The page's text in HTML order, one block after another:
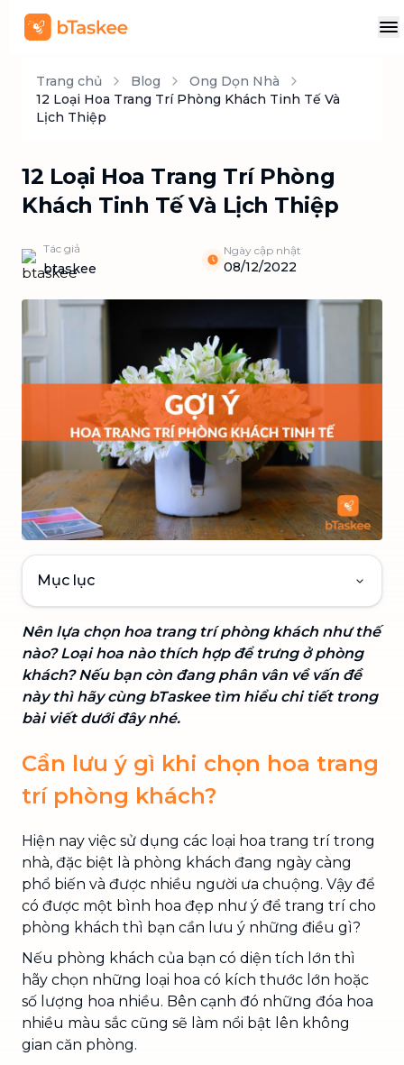
Trang chủ Blog
Ong Dọn Nhà
12 Loại Hoa Trang Trí Phòng Khách Tinh Tế Và
Lịch Thiệp
12 Loại Hoa Trang Trí Phòng
Khách Tinh Tế Và Lịch Thiệp
Tác giả
btaskee
Ngày cập nhật
08/12/2022
Mục lục
Nên lựa chọn hoa trang trí phòng khách như thế
nào? Loại hoa nào thích hợp để trưng ở phòng
khách? Nếu bạn còn đang phân vân về vấn đề
này thì hãy cùng bTaskee tìm hiểu chi tiết trong
bài viết dưới đây nhé.
Cần lưu ý gì khi chọn hoa trang
trí phòng khách?
Hiện nay việc sử dụng các loại hoa trang trí trong
nhà, đặc biệt là phòng khách đang ngày càng
phổ biến và được nhiều người ưa chuộng. Vậy để
có được một bình hoa đẹp như ý để trang trí cho
phòng khách thì bạn cần lưu ý những điều gì?
Nếu phòng khách của bạn có diện tích lớn thì
hãy chọn những loại hoa có kích thước lớn hoặc
số lượng hoa nhiều. Bên cạnh đó những đóa hoa
nhiều màu sắc cũng sẽ làm nổi bật lên không
gian căn phòng.